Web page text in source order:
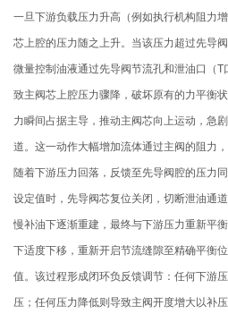
一旦下游负载压力升高（例如执行机构阻力
芯上腔的压力随之上升。当该压力超过先导
微量控制油液通过先导阀节流孔和泄油口（
致主阀芯上腔压力骤降，破坏原有的力平衡
力瞬间占据主导，推动主阀芯向上运动，急
道。这一动作大幅增加流体通过主阀的阻力
随着下游压力回落，反馈至先导阀腔的压力
设定值时，先导阀芯复位关闭，切断泄油通
慢补油下逐渐重建，最终与下游压力重新平
下适度下移，重新开启节流缝隙至精确平衡
值。该过程形成闭环负反馈调节：任何下游
压；任何压力降低则导致主阀开度增大以补